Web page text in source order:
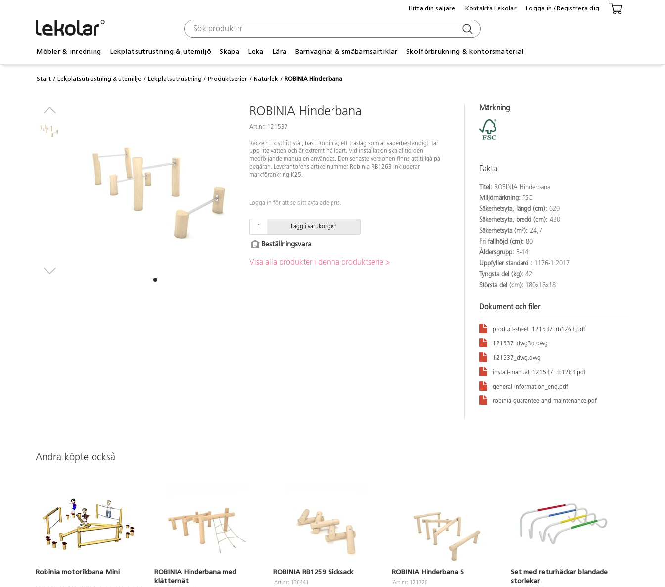
Möbler & inredning Lekplatsutrustning & utemiljö Skapa Leka Lära Barnvagnar & småbarnsartiklar Skolförbrukning & kontorsmaterial
Hitta din säljare Kontakta Lekolar Logga in / Registrera dig
Start Lekplatsutrustning & utemiljö Lekplatsutrustning Produktserier Naturlek ROBINIA Hinderbana
ROBINIA Hinderbana
Art.nr: 121537
Räcken i rostfritt stål, bas i Robinia, ett träslag som är väderbeständigt, tar
upp lite vatten och är extremt hållbart. Vid installation ska alltid den
medföljande manualen användas. Den senaste versionen finns att tillgå på
begäran. Leverantörens artikelnummer Robinia RB1263 Inkluderar
markförankring K25.
Logga in för att se ditt avtalade pris.
Lägg i varukorgen
Beställningsvara
Visa alla produkter i denna produktserie >
Märkning
Fakta
Titel: ROBINIA Hinderbana
Miljömärkning: FSC
Säkerhetsyta, längd (cm): 620
Säkerhetsyta, bredd (cm): 430
Säkerhetsyta (m²): 24,7
Fri fallhöjd (cm): 80
Åldersgrupp: 3-14
Uppfyller standard : 1176-1:2017
Tyngsta del (kg): 42
Största del (cm): 180x18x18
Dokument och filer
product-sheet_121537_rb1263.pdf
121537_dwg3d.dwg
121537_dwg.dwg
install-manual_121537_rb1263.pdf
general-information_eng.pdf
robinia-guarantee-and-maintenance.pdf
Andra köpte också
Robinia motorikbana Mini
ROBINIA Hinderbana med
klätternät
ROBINIA RB1259 Sicksack
Art.nr: 136441
ROBINIA Hinderbana S
Art.nr: 121720
Set med returhäckar blandade
storlekar